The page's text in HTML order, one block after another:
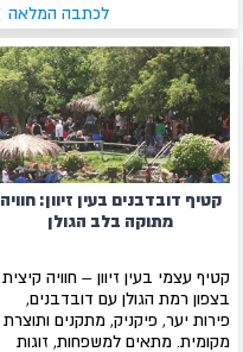
לכתבה המלאה
קטיף דובדבנים בעין זיוון: חוויה
מתוקה בלב הגולן
קטיף עצמי בעין זיוון – חוויה קיצית
בצפון רמת הגולן עם דובדבנים,
פירות יער, פיקניק, מתקנים ותוצרת
מקומית. מתאים למשפחות, זוגות